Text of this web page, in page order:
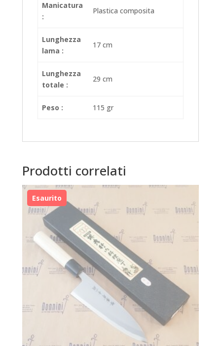
Manicatura
:
Plastica composita
Lunghezza
lama :
17 cm
Lunghezza
totale :
29 cm
Peso : 115 gr
Prodotti correlati